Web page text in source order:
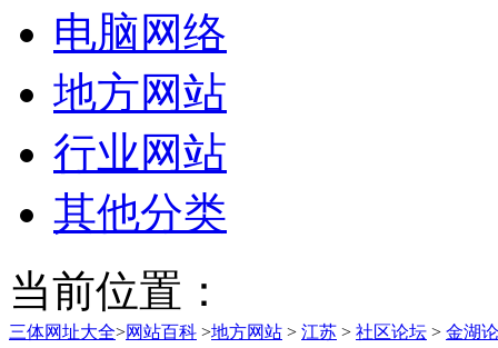
电脑网络
地方网站
行业网站
其他分类
当前位置：
三体网址大全>网站百科 >地方网站 > 江苏 > 社区论坛 > 金湖